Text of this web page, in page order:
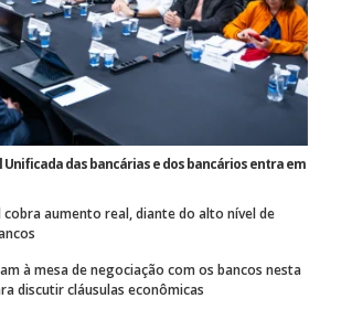
Unificada das bancárias e dos bancários entra em
aumento real, diante do alto nível de
à mesa de negociação com os bancos nesta
discutir cláusulas econômicas